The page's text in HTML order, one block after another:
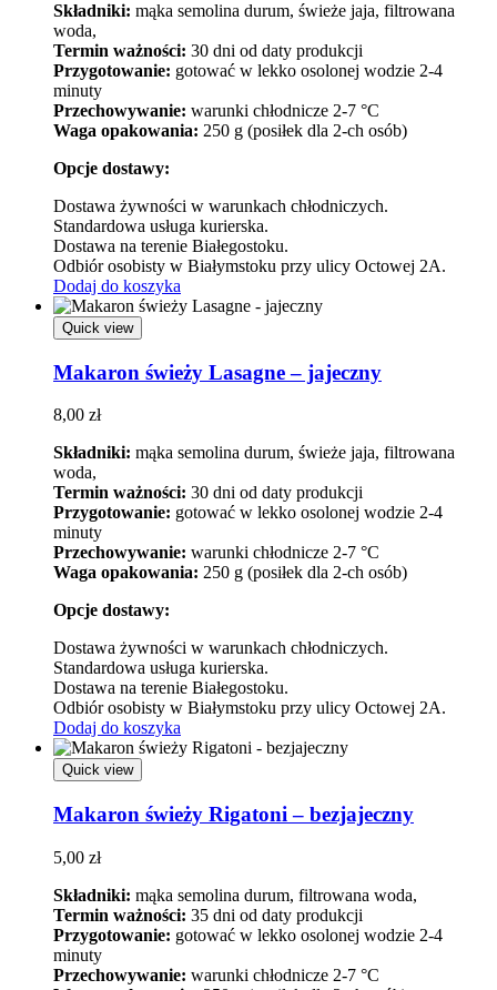
Składniki: mąka semolina durum, świeże jaja, filtrowana
woda,
Termin ważności: 30 dni od daty produkcji
Przygotowanie: gotować w lekko osolonej wodzie 2-4
minuty
Przechowywanie: warunki chłodnicze 2-7 °C
Waga opakowania: 250 g (posiłek dla 2-ch osób)
Opcje dostawy:
Dostawa żywności w warunkach chłodniczych.
Standardowa usługa kurierska.
Dostawa na terenie Białegostoku.
Odbiór osobisty w Białymstoku przy ulicy Octowej 2A.
Dodaj do koszyka
Quick view
Makaron świeży Lasagne – jajeczny
8,00 zł
Składniki: mąka semolina durum, świeże jaja, filtrowana
woda,
Termin ważności: 30 dni od daty produkcji
Przygotowanie: gotować w lekko osolonej wodzie 2-4
minuty
Przechowywanie: warunki chłodnicze 2-7 °C
Waga opakowania: 250 g (posiłek dla 2-ch osób)
Opcje dostawy:
Dostawa żywności w warunkach chłodniczych.
Standardowa usługa kurierska.
Dostawa na terenie Białegostoku.
Odbiór osobisty w Białymstoku przy ulicy Octowej 2A.
Dodaj do koszyka
Quick view
Makaron świeży Rigatoni – bezjajeczny
5,00 zł
Składniki: mąka semolina durum, filtrowana woda,
Termin ważności: 35 dni od daty produkcji
Przygotowanie: gotować w lekko osolonej wodzie 2-4
minuty
Przechowywanie: warunki chłodnicze 2-7 °C